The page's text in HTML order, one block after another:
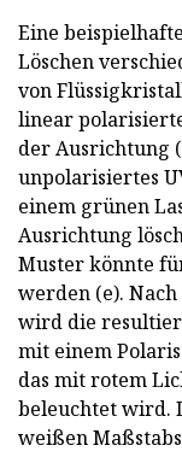
Eine
Löschen
von
linear
der Ausrichtung
unpolarisiertes
einem grünen
Ausrichtung
Muster könnte
werden (e).
wird die
mit einem
das mit rotem
beleuchtet wird.
weißen